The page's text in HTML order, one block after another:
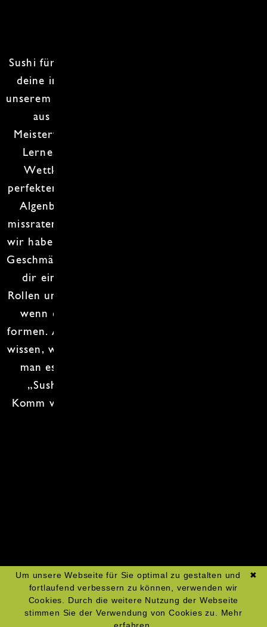
Sushi für Anfänger
deine inneren
unserem
aus einem einfachen Reis-Klumpen ein
Meisterwerk der
Lerne, wie man Reis kocht, als wäre es ein
Wettkampf. Es gibt keinen Gewinner, nur
perfekten
Algenblätter so rollst, dass sie nicht wie ein
missratener Burrito aussehen. Und keine Sorge,
wir haben genug
Geschmäcker herauszufordern! Wir garantieren
dir eine Menge Spaß, ein paar schiefe
Rollen und vielleicht sogar ein paar Schmunzler,
wenn du versuchst, deinen ersten
formen. Am Ende des Kurses wirst du nicht nur
wissen, wie man Sushi macht, sondern auch, wie
man es mit einem coolen Namen versieht –
„Sushi à la Chaos“ klingt doch gut, oder?
Komm vorbei und lass uns gemeinsam rollen –
✖
Um unsere Webseite für Sie optimal zu gestalten und
fortlaufend verbessern zu können, verwenden wir
Cookies. Durch die weitere Nutzung der Webseite
stimmen Sie der Verwendung von Cookies zu. Mehr